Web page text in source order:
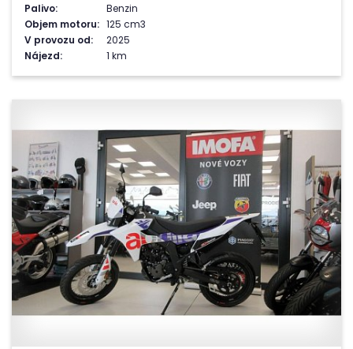
Palivo:
Benzin
Objem motoru: 125 cm3
V provozu od:
2025
Nájezd:
1 km